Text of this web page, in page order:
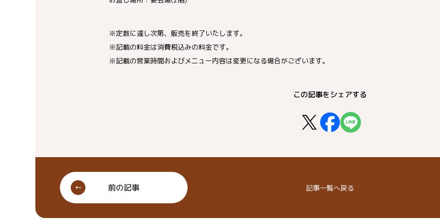
※定数に達し次第、販売を終了いたします。
※記載の料金は消費税込みの料金です。
※記載の営業時間およびメニュー内容は変更になる場合がございます。
この記事をシェアする
前の記事 記事一覧へ戻る